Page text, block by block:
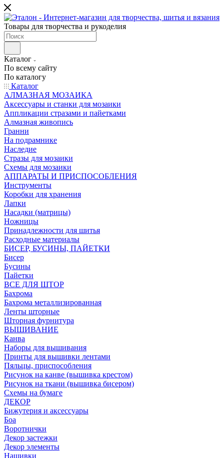
Товары для творчества и рукоделия
Каталог
По всему сайту
По каталогу
Каталог
АЛМАЗНАЯ МОЗАИКА
Аксессуары и станки для мозаики
Аппликации стразами и пайетками
Алмазная живопись
Гранни
На подрамнике
Наследие
Стразы для мозаики
Схемы для мозаики
АППАРАТЫ И ПРИСПОСОБЛЕНИЯ
Инструменты
Коробки для хранения
Лапки
Насадки (матрицы)
Ножницы
Принадлежности для шитья
Расходные материалы
БИСЕР, БУСИНЫ, ПАЙЕТКИ
Бисер
Бусины
Пайетки
ВСЕ ДЛЯ ШТОР
Бахрома
Бахрома металлизированная
Ленты шторные
Шторная фурнитура
ВЫШИВАНИЕ
Канва
Наборы для вышивания
Принты для вышивки лентами
Пяльцы, приспособления
Рисунок на канве (вышивка крестом)
Рисунок на ткани (вышивка бисером)
Схемы на бумаге
ДЕКОР
Бижутерия и аксессуары
Боа
Воротнички
Декор застежки
Декор элементы
Нашивки